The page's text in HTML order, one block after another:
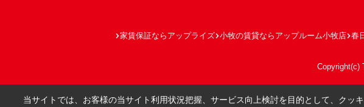
家賃保証ならアップライズ 小牧の賃貸ならアップルーム小牧店 春
Copyright(c)
当サイトでは、お客様の当サイト利用状況把握、サービス向上検討を目的として、クッ